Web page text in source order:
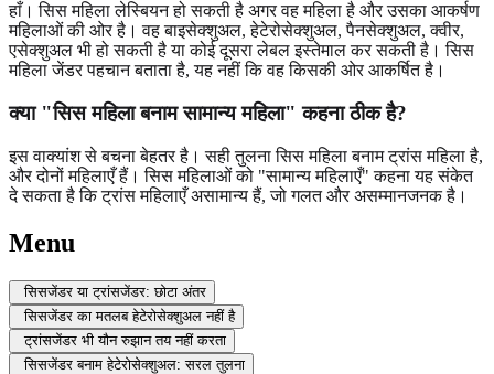
हाँ। सिस महिला लेस्बियन हो सकती है अगर वह महिला है और उसका आकर्षण
महिलाओं की ओर है। वह बाइसेक्शुअल, हेटेरोसेक्शुअल, पैनसेक्शुअल, क्वीर,
एसेक्शुअल भी हो सकती है या कोई दूसरा लेबल इस्तेमाल कर सकती है। सिस
महिला जेंडर पहचान बताता है, यह नहीं कि वह किसकी ओर आकर्षित है।
क्या "सिस महिला बनाम सामान्य महिला" कहना ठीक है?
इस वाक्यांश से बचना बेहतर है। सही तुलना सिस महिला बनाम ट्रांस महिला है,
और दोनों महिलाएँ हैं। सिस महिलाओं को "सामान्य महिलाएँ" कहना यह संकेत
दे सकता है कि ट्रांस महिलाएँ असामान्य हैं, जो गलत और असम्मानजनक है।
Menu
सिसजेंडर या ट्रांसजेंडर: छोटा अंतर
सिसजेंडर का मतलब हेटेरोसेक्शुअल नहीं है
ट्रांसजेंडर भी यौन रुझान तय नहीं करता
सिसजेंडर बनाम हेटेरोसेक्शुअल: सरल तुलना